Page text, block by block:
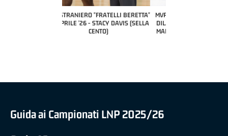
MVP "FRATELLI BERETTA" SAMUEL
DILAS B NAZIONALE APRILE '26 -
MARCO RESTELLI (TAV TREVIGLIO
Guida ai Campionati LNP 2025/26